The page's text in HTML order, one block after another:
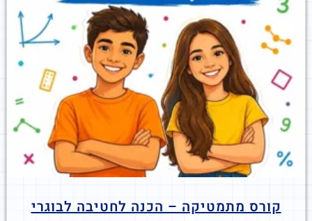
קורס מתמטיקה – הכנה לחטיבה לבוגרי